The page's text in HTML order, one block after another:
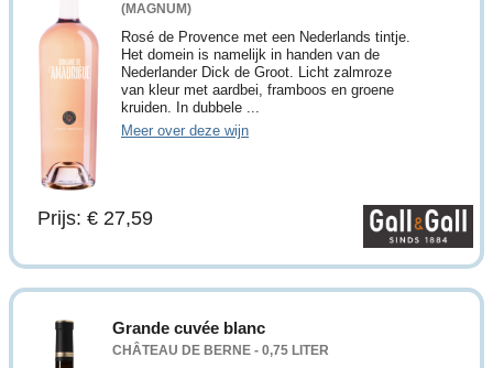
(MAGNUM)
Rosé de Provence met een Nederlands tintje.
Het domein is namelijk in handen van de
Nederlander Dick de Groot. Licht zalmroze
van kleur met aardbei, framboos en groene
kruiden. In dubbele ...
Meer over deze wijn
Prijs: € 27,59
Grande cuvée blanc
CHÂTEAU DE BERNE - 0,75 LITER